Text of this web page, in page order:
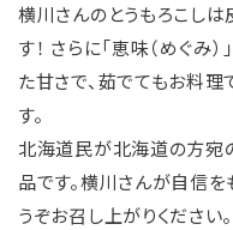
横川さんのとうもろこし
す！ さらに「恵味（めぐみ
た甘さで、茹でてもお料
す。
北海道民が北海道の方宛
品です。横川さんが自信を
うぞお召し上がりください。